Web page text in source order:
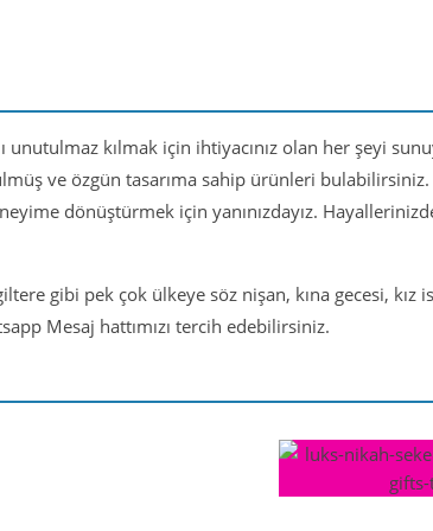
unutulmaz kılmak için ihtiyacınız olan her şeyi
ve özgün tasarıma sahip ürünleri
dönüştürmek için yanınızdayız.
gibi pek çok ülkeye söz nişan, kına gecesi,
Mesaj hattımızı tercih edebilirsiniz.